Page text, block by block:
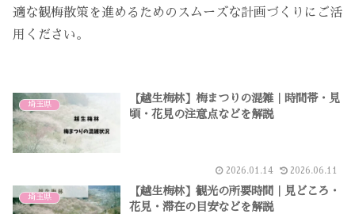
適な観梅散策を進めるためのスムーズな計画づくりにご活
用ください。
埼玉県
【越生梅林】梅まつりの混雑｜時間帯・見
頃・花見の注意点などを解説
2026.01.14 2026.06.11
埼玉県
【越生梅林】観光の所要時間｜見どころ・
花見・滞在の目安などを解説